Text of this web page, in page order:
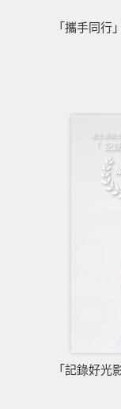
「攜手同行
「記錄好光